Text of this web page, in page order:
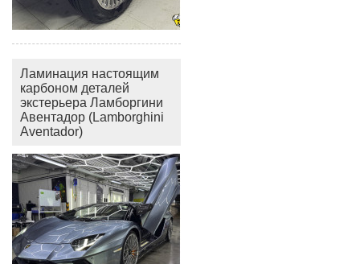
Ламинация настоящим
карбоном деталей
экстерьера Ламборгини
Авентадор (Lamborghini
Aventador)